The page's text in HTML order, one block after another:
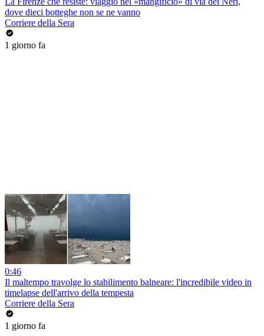
dove dieci botteghe non se ne vanno
Corriere della Sera
1 giorno fa
0:46
Il maltempo travolge lo stabilimento balneare: l'incredibile video in
timelapse dell'arrivo della tempesta
Corriere della Sera
1 giorno fa